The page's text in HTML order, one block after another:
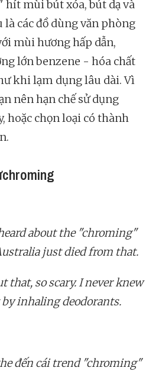
hít mùi bút xóa, bút dạ và
là các đồ dùng văn phòng
mùi hương hấp dẫn,
lớn benzene - hóa chất
khi lạm dụng lâu dài. Vì
nên hạn chế sử dụng
hoặc chọn loại có thành
about the "chroming"
just died from that.
that, so scary. I never knew
inhaling deodorants.
đến cái trend "chroming"